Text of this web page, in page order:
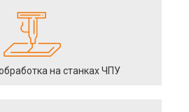
на станках ЧПУ